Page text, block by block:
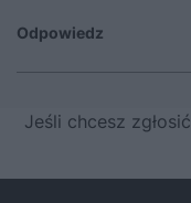
Odpowiedz
Jeśli chcesz zgłosić